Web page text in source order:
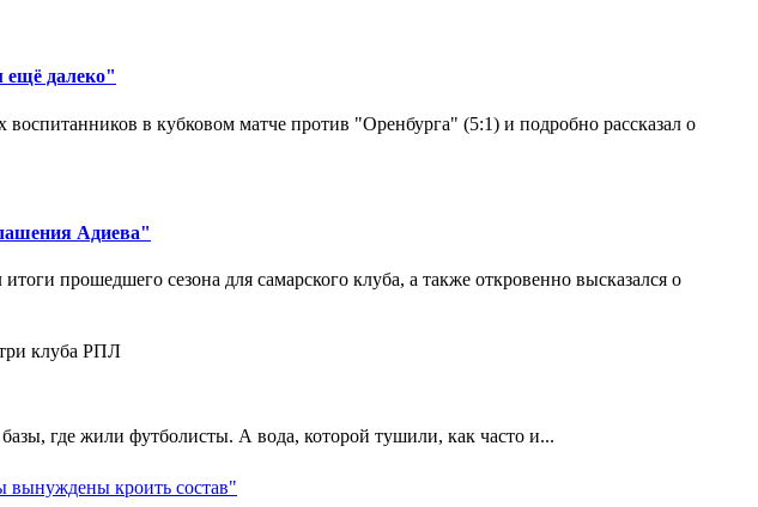
ещё далеко"
в кубковом матче против "Оренбурга" (5:1) и подробно рассказал о
Адиева"
прошедшего сезона для самарского клуба, а также откровенно высказался о
где жили футболисты. А вода, которой тушили, как часто и...
клуба РПЛ
вынуждены кроить состав"